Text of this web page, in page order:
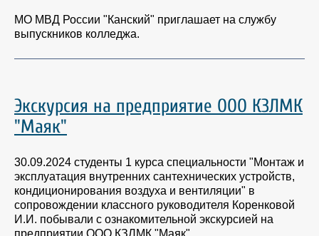
МО МВД России "Канский" приглашает на службу
выпускников колледжа.
Экскурсия на предприятие ООО КЗЛМК
"Маяк"
30.09.2024 студенты 1 курса специальности "Монтаж и
эксплуатация внутренних сантехнических устройств,
кондиционирования воздуха и вентиляции" в
сопровождении классного руководителя Коренковой
И.И. побывали с ознакомительной экскурсией на